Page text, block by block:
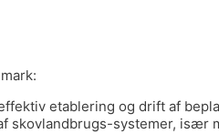
etablering og drift af
skovlandbrugs-systemer, især